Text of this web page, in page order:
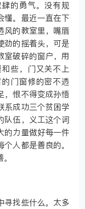
的勇气。没有规
懂。最近一直在下
风的教室里，嘴唇
劲的摇着头，可是
室破碎的窗户，用
些，门又关不上
门窗修的密不透
，恨不得变成孙悟
系成功三个贫困学
队伍，义工这个词
的力量做好每一件
人都是善良的。
寻找些什么。太多